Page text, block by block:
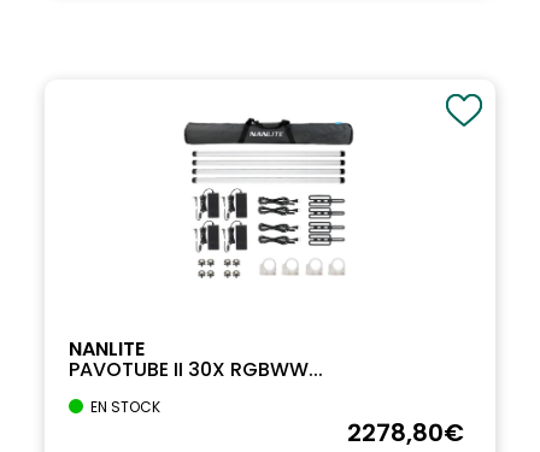
NANLITE
PAVOTUBE II 30X RGBWW...
EN STOCK
2278,80€